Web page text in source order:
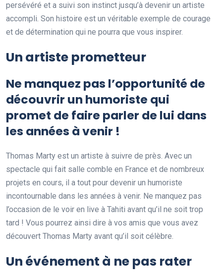
persévéré et a suivi son instinct jusqu’à devenir un artiste
accompli. Son histoire est un véritable exemple de courage
et de détermination qui ne pourra que vous inspirer.
Un artiste prometteur
Ne manquez pas l’opportunité de
découvrir un humoriste qui
promet de faire parler de lui dans
les années à venir !
Thomas Marty est un artiste à suivre de près. Avec un
spectacle qui fait salle comble en France et de nombreux
projets en cours, il a tout pour devenir un humoriste
incontournable dans les années à venir. Ne manquez pas
l’occasion de le voir en live à Tahiti avant qu’il ne soit trop
tard ! Vous pourrez ainsi dire à vos amis que vous avez
découvert Thomas Marty avant qu’il soit célèbre.
Un événement à ne pas rater